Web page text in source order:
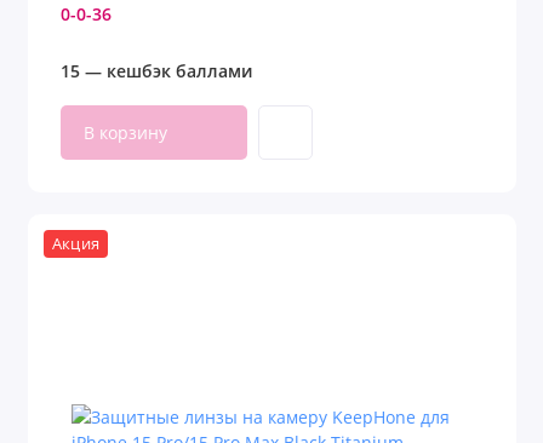
0-0-36
15 — кешбэк баллами
В корзину
Акция